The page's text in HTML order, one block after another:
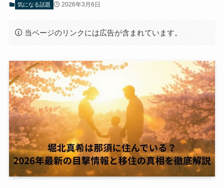
気になる話題 2026年3月6日
当ページのリンクには広告が含まれています。